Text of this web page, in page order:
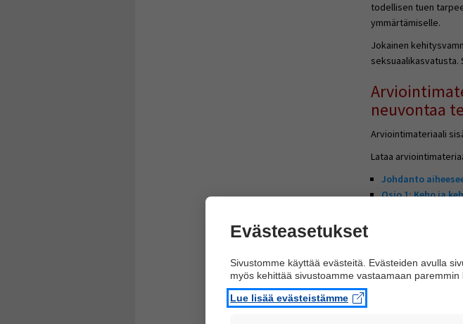
todellisen tuen
ymmärtämiselle.
Jokainen
neuvontaa
Arviointimateriaali
Lataa
Johdanto
Osio 1: Keho ja
Osio 5: Seksi
Materiaalin avulla
seksuaaliterveyttä
joissa henkilö
Evästeasetukset
Sivustomme käyttää evästeitä. Evästeiden avulla
myös kehittää sivustoamme vastaamaan paremmin
Lue lisää evästeistämme